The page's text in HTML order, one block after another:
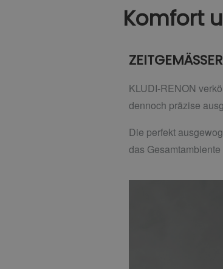
Komfort
KLUDI-RENON
dennoch präzise
Die perfekt
das